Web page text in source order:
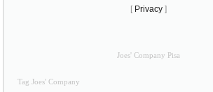
[ Privacy ]
Joes' Company Pisa
Tag Joes' Company